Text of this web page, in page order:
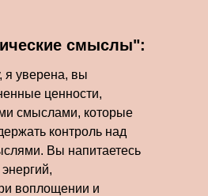
я уверена, вы
ценности,
смыслами, которые
контроль над
Вы напитаетесь
воплощении и
смыслы":